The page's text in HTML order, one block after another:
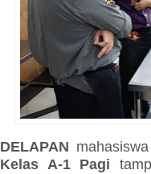
DELAPAN
Kelas A-1 Pagi